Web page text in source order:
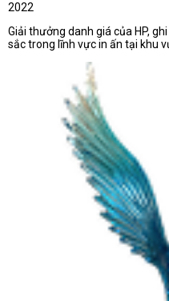
2022
Giải thưởng danh giá của HP,
sắc trong lĩnh vực in ấn tại khu